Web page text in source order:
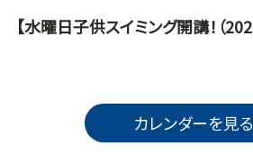
【水曜日子供スイミング開講！（
カレンダーを見る